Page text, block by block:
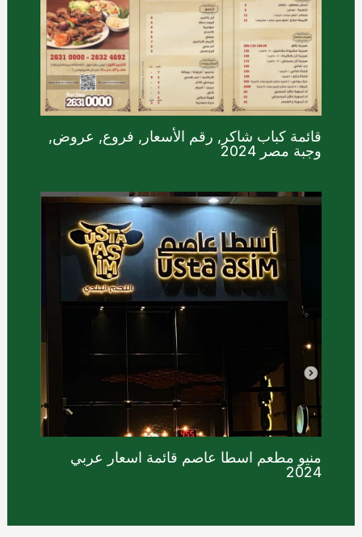
قائمة كباب شاكر, رقم الأسعار, فروع, عروض,
وجبة مصر 2024
منيو مطعم اسطا عاصم قائمة اسعار عربي
2024